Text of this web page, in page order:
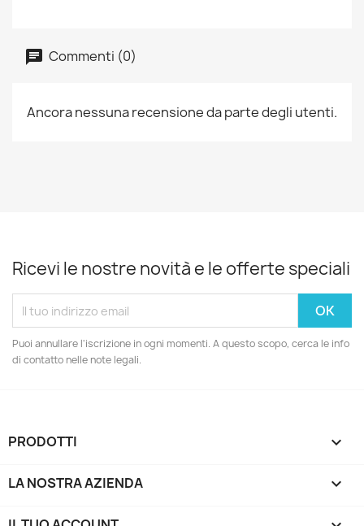
Commenti (0)
Ancora nessuna recensione da parte degli utenti.
Ricevi le nostre novità e le offerte speciali
Puoi annullare l'iscrizione in ogni momenti. A questo scopo, cerca le info
di contatto nelle note legali.
PRODOTTI 
LA NOSTRA AZIENDA 